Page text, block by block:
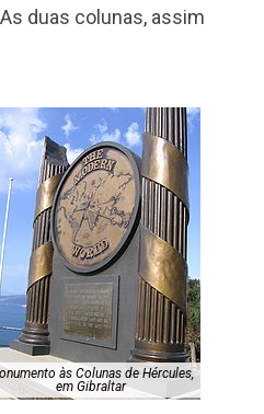
duas colunas, assim
às Colunas de Hércules,
em Gibraltar